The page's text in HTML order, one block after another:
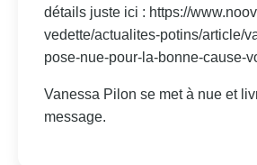
détails juste ici : https://
vedette/actualites-potins/article/
pose-nue-pour-la-bonne-cause-
Vanessa Pilon se met à nue et
message.